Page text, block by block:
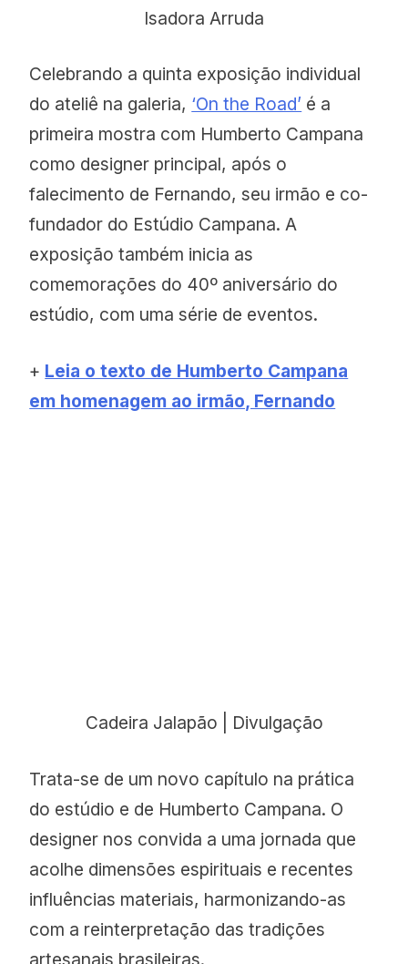
Isadora Arruda
Celebrando a quinta exposição individual
do ateliê na galeria, ‘On the Road’ é a
primeira mostra com Humberto Campana
como designer principal, após o
falecimento de Fernando, seu irmão e co-
fundador do Estúdio Campana. A
exposição também inicia as
comemorações do 40º aniversário do
estúdio, com uma série de eventos.
+ Leia o texto de Humberto Campana
em homenagem ao irmão, Fernando
Cadeira Jalapão | Divulgação
Trata-se de um novo capítulo na prática
do estúdio e de Humberto Campana. O
designer nos convida a uma jornada que
acolhe dimensões espirituais e recentes
influências materiais, harmonizando-as
com a reinterpretação das tradições
artesanais brasileiras.